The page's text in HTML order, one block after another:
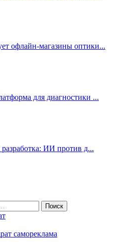
офлайн‑магазины оптики...
для диагностики ...
ИИ против д...